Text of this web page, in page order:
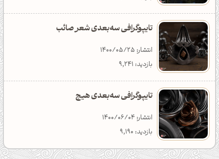
تایپوگرافی سه‌بعدی شعر صائب
انتشار: 1400/05/25
بازدید: 9,241
تایپوگرافی سه‌بعدی هیچ
انتشار: 1400/06/04
بازدید: 9,190